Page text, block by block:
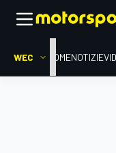
WEC HOMENOTIZIE